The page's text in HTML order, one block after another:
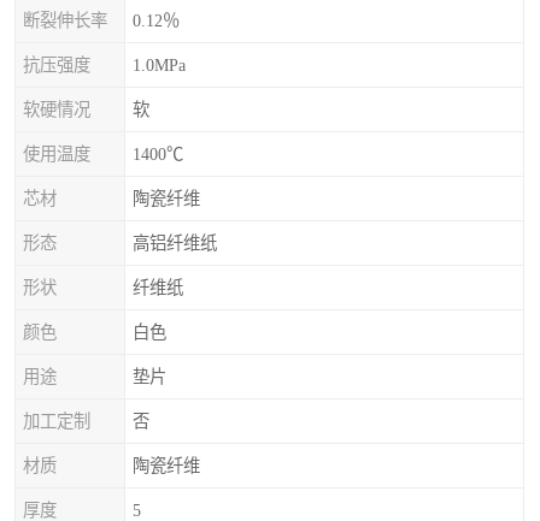
断裂伸长率 0.12％
抗压强度 1.0MPa
软硬情况 软
使用温度 1400℃
芯材 陶瓷纤维
形态 高铝纤维纸
形状 纤维纸
颜色 白色
用途 垫片
加工定制 否
材质 陶瓷纤维
厚度 5